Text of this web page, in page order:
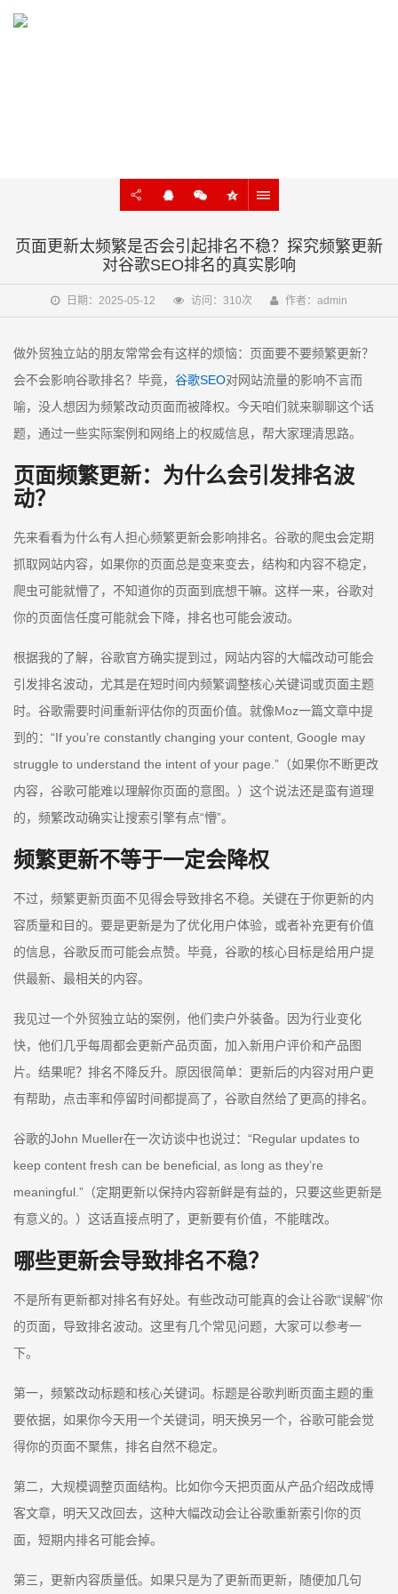
页面更新太频繁是否会引起排名不稳？探究频繁更新
对谷歌SEO排名的真实影响
日期：2025-05-12 访问：310次 作者：admin
做外贸独立站的朋友常常会有这样的烦恼：页面要不要频繁更新？
会不会影响谷歌排名？毕竟， 谷歌SEO对网站流量的影响不言而
喻，没人想因为频繁改动页面而被降权。今天咱们就来聊聊这个话
题，通过一些实际案例和网络上的权威信息，帮大家理清思路。
页面频繁更新：为什么会引发排名波
动？
先来看看为什么有人担心频繁更新会影响排名。谷歌的爬虫会定期
抓取网站内容，如果你的页面总是变来变去，结构和内容不稳定，
爬虫可能就懵了，不知道你的页面到底想干嘛。这样一来，谷歌对
你的页面信任度可能就会下降，排名也可能会波动。
根据我的了解，谷歌官方确实提到过，网站内容的大幅改动可能会
引发排名波动，尤其是在短时间内频繁调整核心关键词或页面主题
时。谷歌需要时间重新评估你的页面价值。就像Moz一篇文章中提
到的：“If you’re constantly changing your content, Google may
struggle to understand the intent of your page.”（如果你不断更改
内容，谷歌可能难以理解你页面的意图。）这个说法还是蛮有道理
的，频繁改动确实让搜索引擎有点“懵”。
频繁更新不等于一定会降权
不过，频繁更新页面不见得会导致排名不稳。关键在于你更新的内
容质量和目的。要是更新是为了优化用户体验，或者补充更有价值
的信息，谷歌反而可能会点赞。毕竟，谷歌的核心目标是给用户提
供最新、最相关的内容。
我见过一个外贸独立站的案例，他们卖户外装备。因为行业变化
快，他们几乎每周都会更新产品页面，加入新用户评价和产品图
片。结果呢？排名不降反升。原因很简单：更新后的内容对用户更
有帮助，点击率和停留时间都提高了，谷歌自然给了更高的排名。
谷歌的John Mueller在一次访谈中也说过：“Regular updates to
keep content fresh can be beneficial, as long as they’re
meaningful.”（定期更新以保持内容新鲜是有益的，只要这些更新是
有意义的。）这话直接点明了，更新要有价值，不能瞎改。
哪些更新会导致排名不稳？
不是所有更新都对排名有好处。有些改动可能真的会让谷歌“误解”你
的页面，导致排名波动。这里有几个常见问题，大家可以参考一
下。
第一，频繁改动标题和核心关键词。标题是谷歌判断页面主题的重
要依据，如果你今天用一个关键词，明天换另一个，谷歌可能会觉
得你的页面不聚焦，排名自然不稳定。
第二，大规模调整页面结构。比如你今天把页面从产品介绍改成博
客文章，明天又改回去，这种大幅改动会让谷歌重新索引你的页
面，短期内排名可能会掉。
第三，更新内容质量低。如果只是为了更新而更新，随便加几句